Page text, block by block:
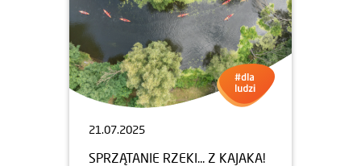
21.07.2025
SPRZĄTANIE RZEKI... Z KAJAKA!